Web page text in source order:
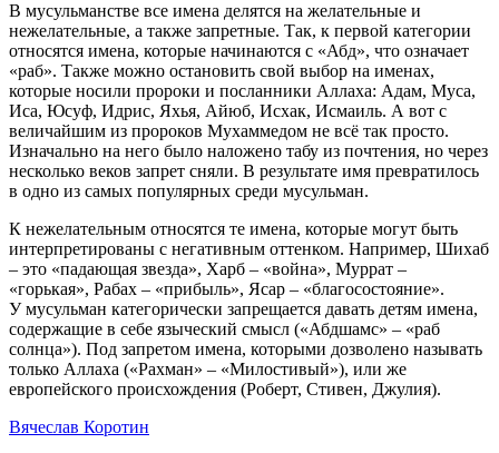
В мусульманстве все имена делятся на желательные и
нежелательные, а также запретные. Так, к первой категории
относятся имена, которые начинаются с «Абд», что означает
«раб». Также можно остановить свой выбор на именах,
которые носили пророки и посланники Аллаха: Адам, Муса,
Иса, Юсуф, Идрис, Яхья, Айюб, Исхак, Исмаиль. А вот с
величайшим из пророков Мухаммедом не всё так просто.
Изначально на него было наложено табу из почтения, но через
несколько веков запрет сняли. В результате имя превратилось
в одно из самых популярных среди мусульман.
К нежелательным относятся те имена, которые могут быть
интерпретированы с негативным оттенком. Например, Шихаб
– это «падающая звезда», Харб – «война», Муррат –
«горькая», Рабах – «прибыль», Ясар – «благосостояние».
У мусульман категорически запрещается давать детям имена,
содержащие в себе языческий смысл («Абдшамс» – «раб
солнца»). Под запретом имена, которыми дозволено называть
только Аллаха («Рахман» – «Милостивый»), или же
европейского происхождения (Роберт, Стивен, Джулия).
Вячеслав Коротин